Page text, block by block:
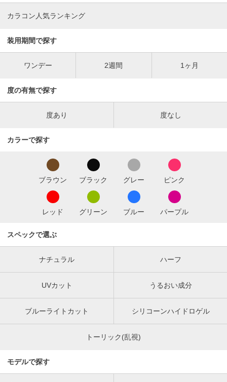
カラコン人気ランキング
装用期間で探す
ワンデー 2週間 1ヶ月
度の有無で探す
度あり 度なし
カラーで探す
ブラウン ブラック グレー ピンク
レッド グリーン ブルー パープル
スペックで選ぶ
ナチュラル ハーフ
UVカット うるおい成分
ブルーライトカット シリコーンハイドロゲル
トーリック(乱視)
モデルで探す